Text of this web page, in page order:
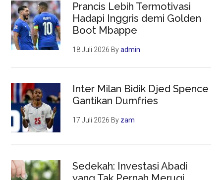
Prancis Lebih Termotivasi
Hadapi Inggris demi Golden
Boot Mbappe
18 Juli 2026 Byadmin
Inter Milan Bidik Djed Spence
Gantikan Dumfries
17 Juli 2026 By zam
Sedekah: Investasi Abadi